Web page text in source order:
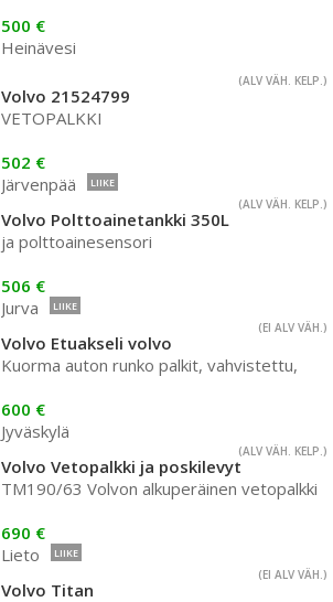
500 €
Heinävesi
(ALV VÄH. KELP.)
Volvo 21524799
VETOPALKKI
502 €
Järvenpää
LIIKE
(ALV VÄH. KELP.)
Volvo Polttoainetankki 350L
ja polttoainesensori
506 €
Jurva
LIIKE
(EI ALV VÄH.)
Volvo Etuakseli volvo
Kuorma auton runko palkit, vahvistettu,
600 €
Jyväskylä
(ALV VÄH. KELP.)
Volvo Vetopalkki ja poskilevyt
TM190/63 Volvon alkuperäinen vetopalkki
690 €
Lieto
LIIKE
(EI ALV VÄH.)
Volvo Titan